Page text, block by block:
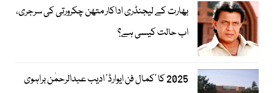
بھارت کے لیجنڈری اداکار متھن چکرورتی کی سرجری،
اب حالت کیسی ہے؟
2025 کا ’کمال فن ایوارڈ‘ ادیب عبدالرحمٰن براہوی